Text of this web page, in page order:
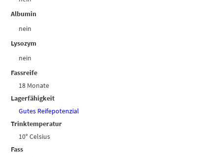
Albumin
nein
Lysozym
nein
Fassreife
18 Monate
Lagerfähigkeit
Gutes Reifepotenzial
Trinktemperatur
10° Celsius
Fass